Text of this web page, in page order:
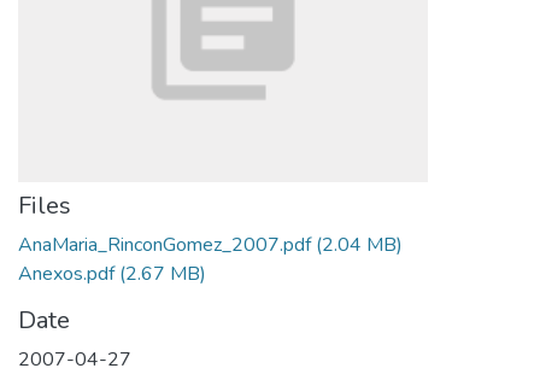
Files
AnaMaria_RinconGomez_2007.pdf(2.04 MB)
Anexos.pdf(2.67 MB)
Date
2007-04-27